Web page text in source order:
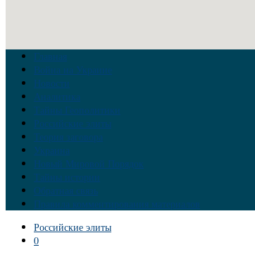
Главная
Война на Украине
Новости
Аналитика
Тайны Геополитики
Российские элиты
Теория заговора
Украина
Новый Мировой Порядок
Тайны истории
Обратная связь
Правила комментирования материалов
Российские элиты
0